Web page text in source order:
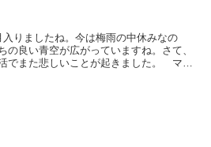
りましたね。今は梅雨の中休みなの
の良い青空が広がっていますね。さて、
でまた悲しいことが起きました。 マッ